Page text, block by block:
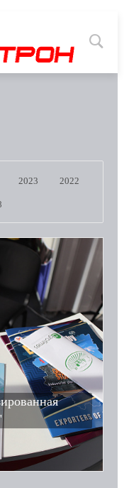
2023 2022